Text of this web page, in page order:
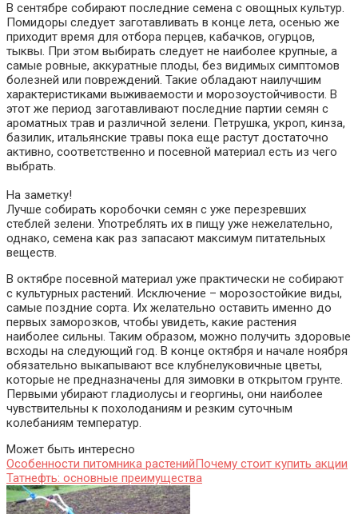
В сентябре собирают последние семена с овощных культур.
Помидоры следует заготавливать в конце лета, осенью же
приходит время для отбора перцев, кабачков, огурцов,
тыквы. При этом выбирать следует не наиболее крупные, а
самые ровные, аккуратные плоды, без видимых симптомов
болезней или повреждений. Такие обладают наилучшим
характеристиками выживаемости и морозоустойчивости. В
этот же период заготавливают последние партии семян с
ароматных трав и различной зелени. Петрушка, укроп, кинза,
базилик, итальянские травы пока еще растут достаточно
активно, соответственно и посевной материал есть из чего
выбрать.
На заметку!
Лучше собирать коробочки семян с уже перезревших
стеблей зелени. Употреблять их в пищу уже нежелательно,
однако, семена как раз запасают максимум питательных
веществ.
В октябре посевной материал уже практически не собирают
с культурных растений. Исключение – морозостойкие виды,
самые поздние сорта. Их желательно оставить именно до
первых заморозков, чтобы увидеть, какие растения
наиболее сильны. Таким образом, можно получить здоровые
всходы на следующий год. В конце октября и начале ноября
обязательно выкапывают все клубнелуковичные цветы,
которые не предназначены для зимовки в открытом грунте.
Первыми убирают гладиолусы и георгины, они наиболее
чувствительны к похолоданиям и резким суточным
колебаниям температур.
Может быть интересно
Особенности питомника растений Почему стоит купить акции
Татнефть: основные преимущества